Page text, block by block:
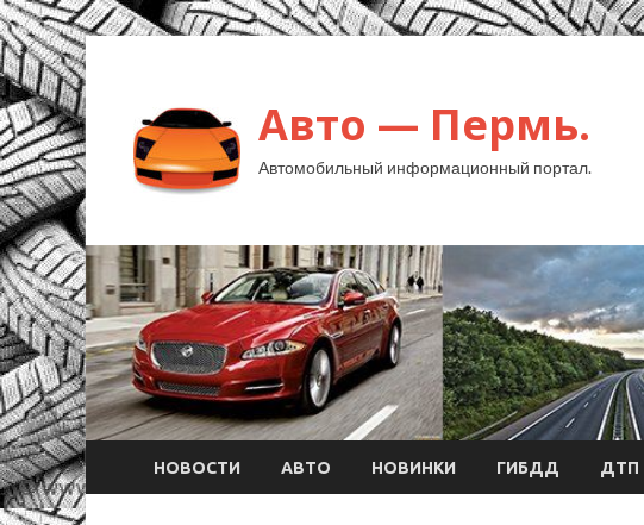
Авто — Пермь.
Автомобильный информационный портал.
НОВОСТИ АВТО НОВИНКИ ГИБДД ДТП